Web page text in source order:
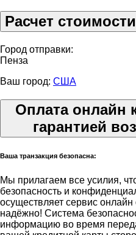
Расчет
Город отправки:
Пенза
Ваш город: США
Оплата онлайн
гарантией
Ваша транзакция безопасна:
Мы прилагаем все усилия,
безопасность и
осуществляет сервис
надёжно! Система
информацию во время